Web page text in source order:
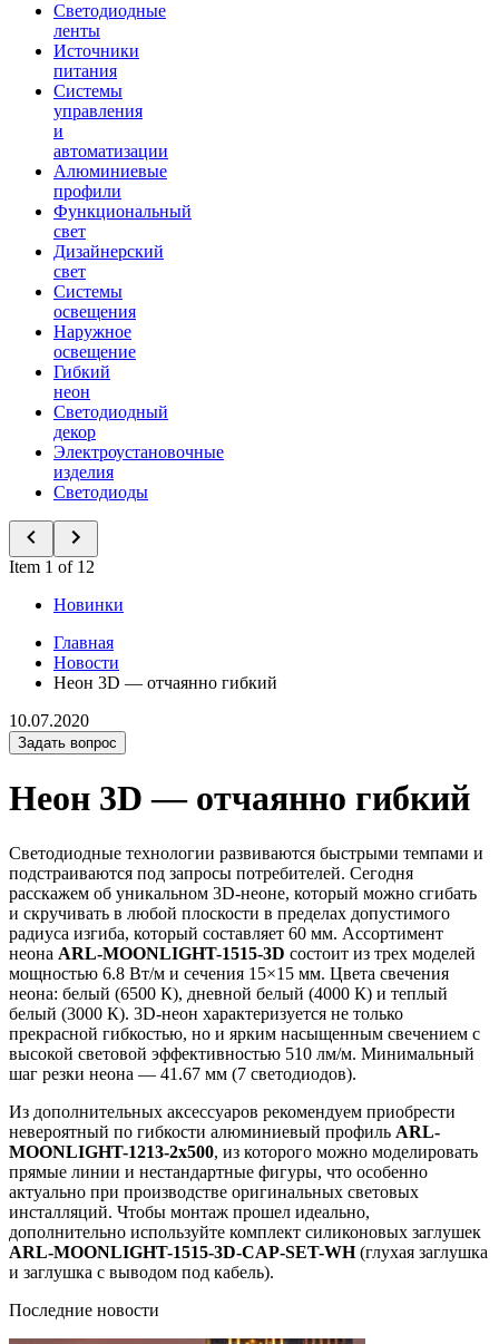
Светодиодные
ленты
Источники
питания
Системы
управления
и
автоматизации
Алюминиевые
профили
Функциональный
свет
Дизайнерский
свет
Системы
освещения
Наружное
освещение
Гибкий
неон
Светодиодный
декор
Электроустановочные
изделия
Светодиоды
Item 1 of 12
Новинки
Главная
Новости
Неон 3D — отчаянно гибкий
10.07.2020
Задать вопрос
Неон 3D — отчаянно гибкий
Светодиодные технологии развиваются быстрыми темпами и
подстраиваются под запросы потребителей. Сегодня
расскажем об уникальном 3D-неоне, который можно сгибать
и скручивать в любой плоскости в пределах допустимого
радиуса изгиба, который составляет 60 мм. Ассортимент
неона ARL-MOONLIGHT-1515-3D состоит из трех моделей
мощностью 6.8 Вт/м и сечения 15×15 мм. Цвета свечения
неона: белый (6500 К), дневной белый (4000 К) и теплый
белый (3000 К). 3D-неон характеризуется не только
прекрасной гибкостью, но и ярким насыщенным свечением с
высокой световой эффективностью 510 лм/м. Минимальный
шаг резки неона — 41.67 мм (7 светодиодов).
Из дополнительных аксессуаров рекомендуем приобрести
невероятный по гибкости алюминиевый профиль ARL-
MOONLIGHT-1213-2x500, из которого можно моделировать
прямые линии и нестандартные фигуры, что особенно
актуально при производстве оригинальных световых
инсталляций. Чтобы монтаж прошел идеально,
дополнительно используйте комплект силиконовых заглушек
ARL-MOONLIGHT-1515-3D-CAP-SET-WH(глухая заглушка
и заглушка с выводом под кабель).
Последние новости